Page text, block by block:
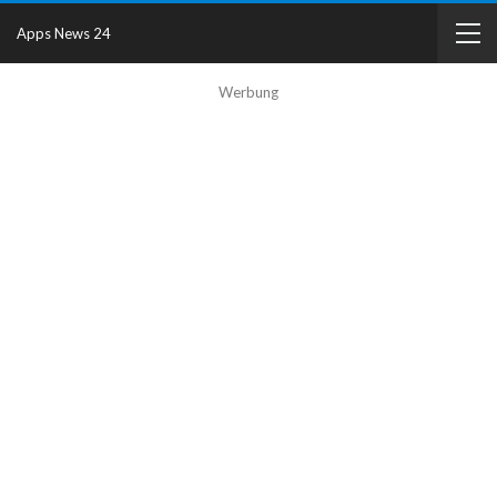
Werbung
Apps News 24